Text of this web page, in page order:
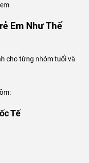
Em Như Thế
cho từng nhóm tuổi và
Tế